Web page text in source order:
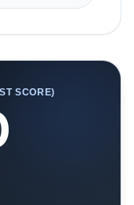
SCORE)